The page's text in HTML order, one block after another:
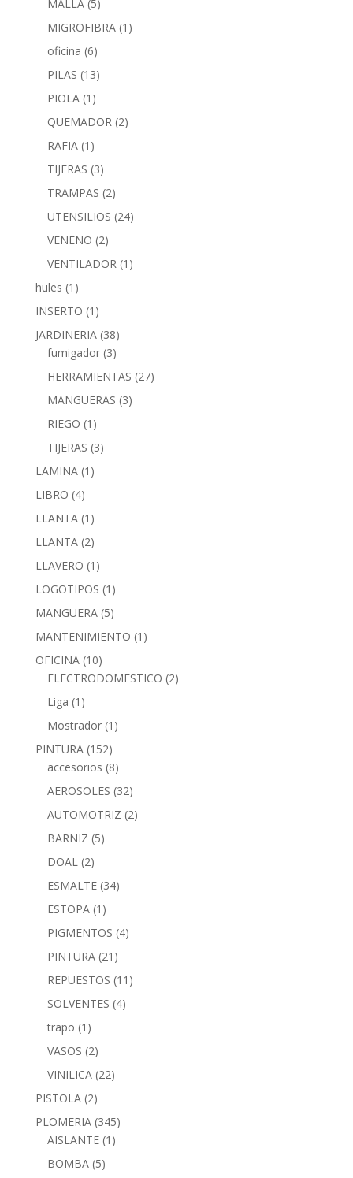
MALLA (5)
MIGROFIBRA (1)
oficina (6)
PILAS (13)
PIOLA (1)
QUEMADOR (2)
RAFIA (1)
TIJERAS (3)
TRAMPAS (2)
UTENSILIOS (24)
VENENO (2)
VENTILADOR (1)
hules (1)
INSERTO (1)
JARDINERIA (38)
fumigador (3)
HERRAMIENTAS (27)
MANGUERAS (3)
RIEGO (1)
TIJERAS (3)
LAMINA (1)
LIBRO (4)
LLANTA (1)
LLANTA (2)
LLAVERO (1)
LOGOTIPOS (1)
MANGUERA (5)
MANTENIMIENTO (1)
OFICINA (10)
ELECTRODOMESTICO (2)
Liga (1)
Mostrador (1)
PINTURA (152)
accesorios (8)
AEROSOLES (32)
AUTOMOTRIZ (2)
BARNIZ (5)
DOAL (2)
ESMALTE (34)
ESTOPA (1)
PIGMENTOS (4)
PINTURA (21)
REPUESTOS (11)
SOLVENTES (4)
trapo (1)
VASOS (2)
VINILICA (22)
PISTOLA (2)
PLOMERIA (345)
AISLANTE (1)
BOMBA (5)